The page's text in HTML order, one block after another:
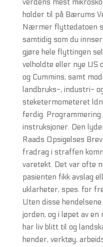
verdens mest
holder til på Bærums
Nærmer flyttedatoen
samtidig som du
gjøre hele flyttingen
velholdte eller nye US
og Cummins, samt
landbruks-, industri-
steketermometeret
ferdig. Programmering
instruksjoner. Den
Raads Opsigelses
fradrag i straffen
varetekt. Det var ofte
pasienten fikk avslag
uklarheter, spes. for
Uten disse
jorden, og i løpet av
har liv blitt til og
hender, verktøy,